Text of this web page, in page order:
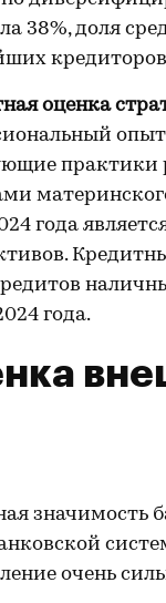
38%, доля
оценка
практики
года
года.
значимость
очень